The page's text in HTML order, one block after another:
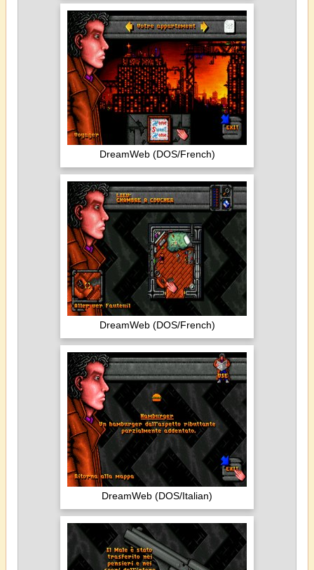
DreamWeb (DOS/French)
DreamWeb (DOS/French)
DreamWeb (DOS/Italian)